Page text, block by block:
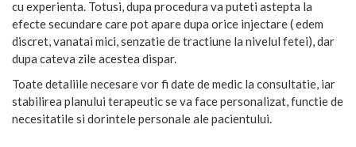
cu experienta. Totusi, dupa procedura va puteti astepta la
efecte secundare care pot apare dupa orice injectare ( edem
discret, vanatai mici, senzatie de tractiune la nivelul fetei), dar
dupa cateva zile acestea dispar.
Toate detaliile necesare vor fi date de medic la consultatie, iar
stabilirea planului terapeutic se va face personalizat, functie de
necesitatile si dorintele personale ale pacientului.